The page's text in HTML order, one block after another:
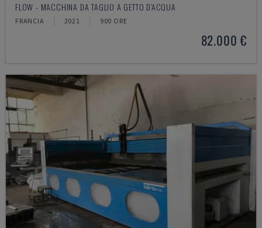
FLOW - MACCHINA DA TAGLIO A GETTO D'ACQUA
FRANCIA 2021 900 ORE
82.000 €